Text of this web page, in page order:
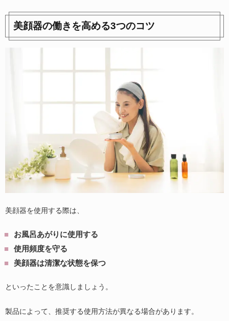
美顔器の働きを高める3つのコツ
美顔器を使用する際は、
お風呂あがりに使用する
使用頻度を守る
美顔器は清潔な状態を保つ
といったことを意識しましょう。
製品によって、推奨する使用方法が異なる場合があります。